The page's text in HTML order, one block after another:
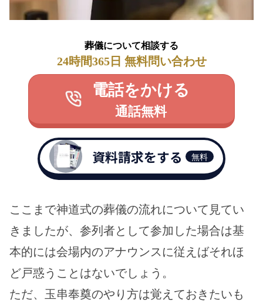
葬儀について相談する
24時間365日 無料問い合わせ
電話をかける
通話無料
資料請求をする 無料
ここまで神道式の葬儀の流れについて見てい
きましたが、参列者として参加した場合は基
本的には会場内のアナウンスに従えばそれほ
ど戸惑うことはないでしょう。
ただ、玉串奉奠のやり方は覚えておきたいも